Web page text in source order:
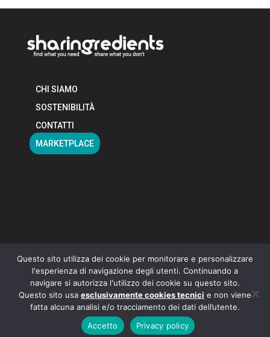
CHI SIAMO
SOSTENIBILITÀ
CONTATTI
MARKETPLACE
All rights reserved 2024 Sharingredients s.r.l. con
sede legale in Milano (MI), Via Mercadante n. 3 • C.F. e
P.IVA 12995640963 • Capitale sociale int. ver. €
20.000,00 • REA MI n. 2697217 •Privacy & Cookie
Policy
Questo sito utilizza dei cookie per monitorare e personalizzare
l'esperienza di navigazione degli utenti. Continuando a
navigare si autorizza l'utilizzo dei cookie su questo sito.
Questo sito usa esclusivamente cookies tecnici e non viene
fatta alcuna analisi e/o tracciamento dei dati dell’utente.
Accetto
Privacy policy